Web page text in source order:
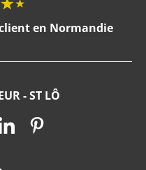
en Normandie
- ST LÔ